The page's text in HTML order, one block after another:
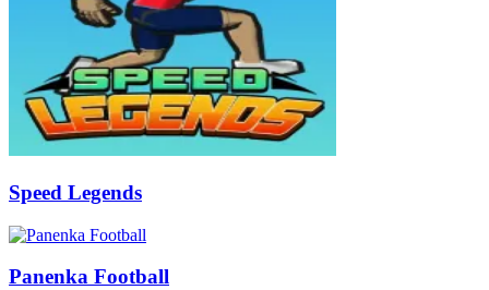
Speed Legends
Panenka Football